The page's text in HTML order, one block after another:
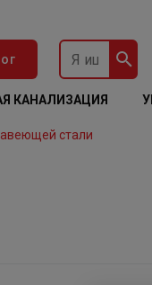
КАНАЛИЗАЦИЯ
стали